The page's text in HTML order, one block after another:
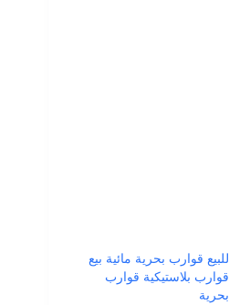
للبيع قوارب بحرية مائية بيع
قوارب بلاستيكية قوارب
بحرية